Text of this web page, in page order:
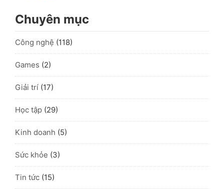
Chuyên mục
Công nghệ (118)
Games (2)
Giải trí (17)
Học tập (29)
Kinh doanh (5)
Sức khỏe (3)
Tin tức (15)